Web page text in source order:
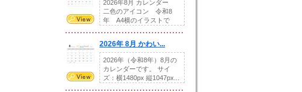
2026年8月 カレンダー
二色のアイコン 令和8
年 A4横のイラストで
2026年 8月 かわい...
2026年（令和8年）8月の
カレンダーです。 サイ
ズ：横1480px 縦1047px...